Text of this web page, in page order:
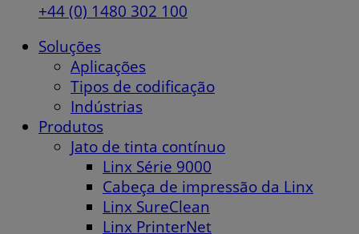
+44 (0) 1480 302 100
Soluções
Aplicações
Tipos de codificação
Indústrias
Produtos
Jato de tinta contínuo
Linx Série 9000
Cabeça de impressão da Linx
Linx SureClean
Linx PrinterNet